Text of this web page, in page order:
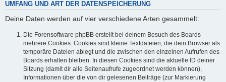
UMFANG UND ART DER DATENSPEICHERUNG
Deine Daten werden auf vier verschiedene Arten gesammelt:
Die Forensoftware phpBB erstellt bei deinem Besuch des Boards
mehrere Cookies. Cookies sind kleine Textdateien, die dein Browser als
temporäre Dateien ablegt und die zwischen den einzelnen Aufrufen des
Boards erhalten bleiben. In diesen Cookies sind die aktuelle ID deiner
Sitzung (damit dir alle Seitenaufrufe zugeordnet werden können),
Informationen über die von dir gelesenen Beiträge (zur Markierung